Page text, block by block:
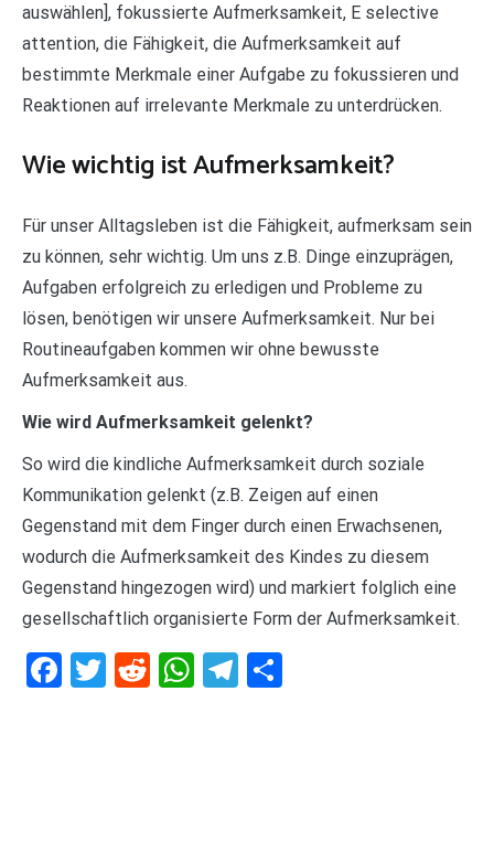
auswählen], fokussierte Aufmerksamkeit, E selective
attention, die Fähigkeit, die Aufmerksamkeit auf
bestimmte Merkmale einer Aufgabe zu fokussieren und
Reaktionen auf irrelevante Merkmale zu unterdrücken.
Wie wichtig ist Aufmerksamkeit?
Für unser Alltagsleben ist die Fähigkeit, aufmerksam sein
zu können, sehr wichtig. Um uns z.B. Dinge einzuprägen,
Aufgaben erfolgreich zu erledigen und Probleme zu
lösen, benötigen wir unsere Aufmerksamkeit. Nur bei
Routineaufgaben kommen wir ohne bewusste
Aufmerksamkeit aus.
Wie wird Aufmerksamkeit gelenkt?
So wird die kindliche Aufmerksamkeit durch soziale
Kommunikation gelenkt (z.B. Zeigen auf einen
Gegenstand mit dem Finger durch einen Erwachsenen,
wodurch die Aufmerksamkeit des Kindes zu diesem
Gegenstand hingezogen wird) und markiert folglich eine
gesellschaftlich organisierte Form der Aufmerksamkeit.
Facebook
Twitter
RedditWhatsApp
Telegram